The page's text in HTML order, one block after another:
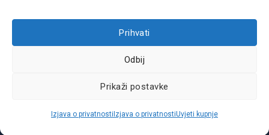
Prihvati
Odbij
Prikaži postavke
Izjava o privatnosti Izjava o privatnostiUvjeti kupnje
Call centar
+38513030300